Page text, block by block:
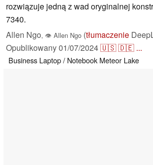
rozwiązuje jedną z wad oryginalnej
7340.
Allen Ngo, 👁 Allen Ngo (tłumaczenie
Opublikowany01/07/2024🇺🇸🇩🇪 ...
Business Laptop / Notebook Meteor Lake